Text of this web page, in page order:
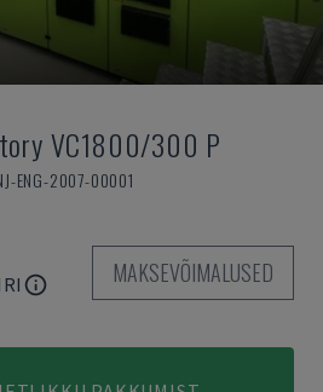
VC1800/300 P
ENG-2007-00001
MAKSEVÕIMALUSED